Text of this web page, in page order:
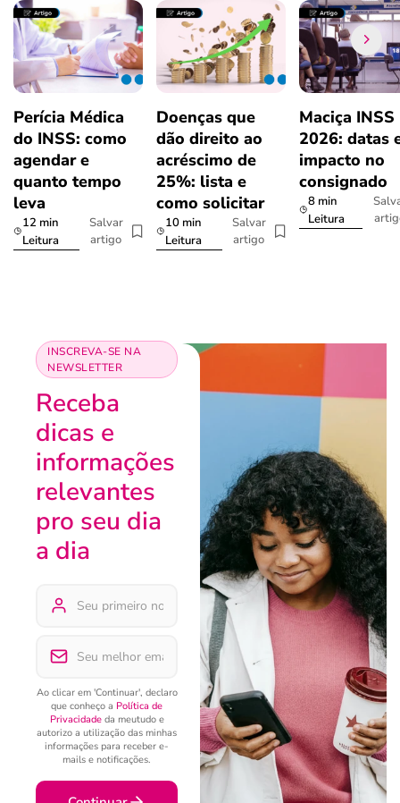
Perícia Médica
do INSS: como
agendar e
quanto tempo
leva
12 min
Leitura
Salvar
artigo
Doenças que
dão direito ao
acréscimo de
25%: lista e
como solicitar
10 min
Leitura
Salvar
artigo
Maciça INSS
2026: datas
impacto no
consignado
8 min
Leitura
INSCREVA-SE NA
NEWSLETTER
Receba
dicas e
informações
relevantes
pro seu dia
a dia
Ao clicar em 'Continuar', declaro
que conheço a Política de
Privacidadeda meutudo e
autorizo a utilização das minhas
informações para receber e-
mails e notificações.